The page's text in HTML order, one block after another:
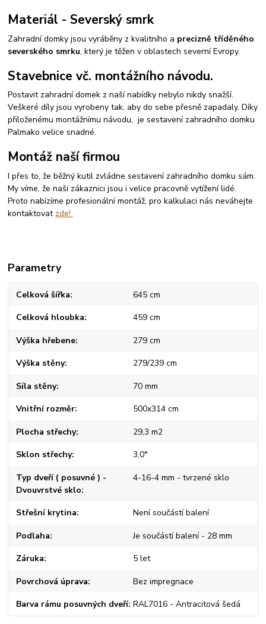
Materiál - Severský smrk
Zahradní domky jsou vyráběny z kvalitního a precizně tříděného
severského smrku, který je těžen v oblastech severní Evropy.
Stavebnice vč. montážního návodu.
Postavit zahradní domek z naší nabídky nebylo nikdy snažší.
Veškeré díly jsou vyrobeny tak, aby do sebe přesně zapadaly. Díky
přiloženému montážnímu návodu, je sestavení zahradního domku
Palmako velice snadné.
Montáž naší firmou
I přes to, že běžný kutil zvládne sestavení zahradního domku sám.
My víme, že naši zákaznici jsou i velice pracovně vytížení lidé.
Proto nabízíme profesionální montáž, pro kalkulaci nás neváhejte
kontaktovat zde!
Parametry
Celková šířka 645 cm
Celková hloubka 459 cm
Výška hřebene 279 cm
Výška stěny 279/239 cm
Síla stěny 70 mm
Vnitřní rozměr 500x314 cm
Plocha střechy 29,3 m2
Sklon střechy 3,0°
Typ dveří ( posuvné ) -
Dvouvrstvé sklo
4-16-4 mm - tvrzené sklo
Střešní krytina Není součástí balení
Podlaha Je součástí balení - 28 mm
Záruka 5 let
Povrchová úprava Bez impregnace
Barva rámu posuvných dveří RAL7016 - Antracitová šedá